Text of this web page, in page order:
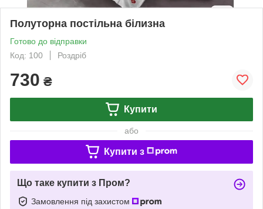
Полуторна постільна білизна
Готово до відправки
Код: 100
Роздріб
730 ₴
Купити
або
Купити з
Що таке купити з Пром?
Замовлення під захистом